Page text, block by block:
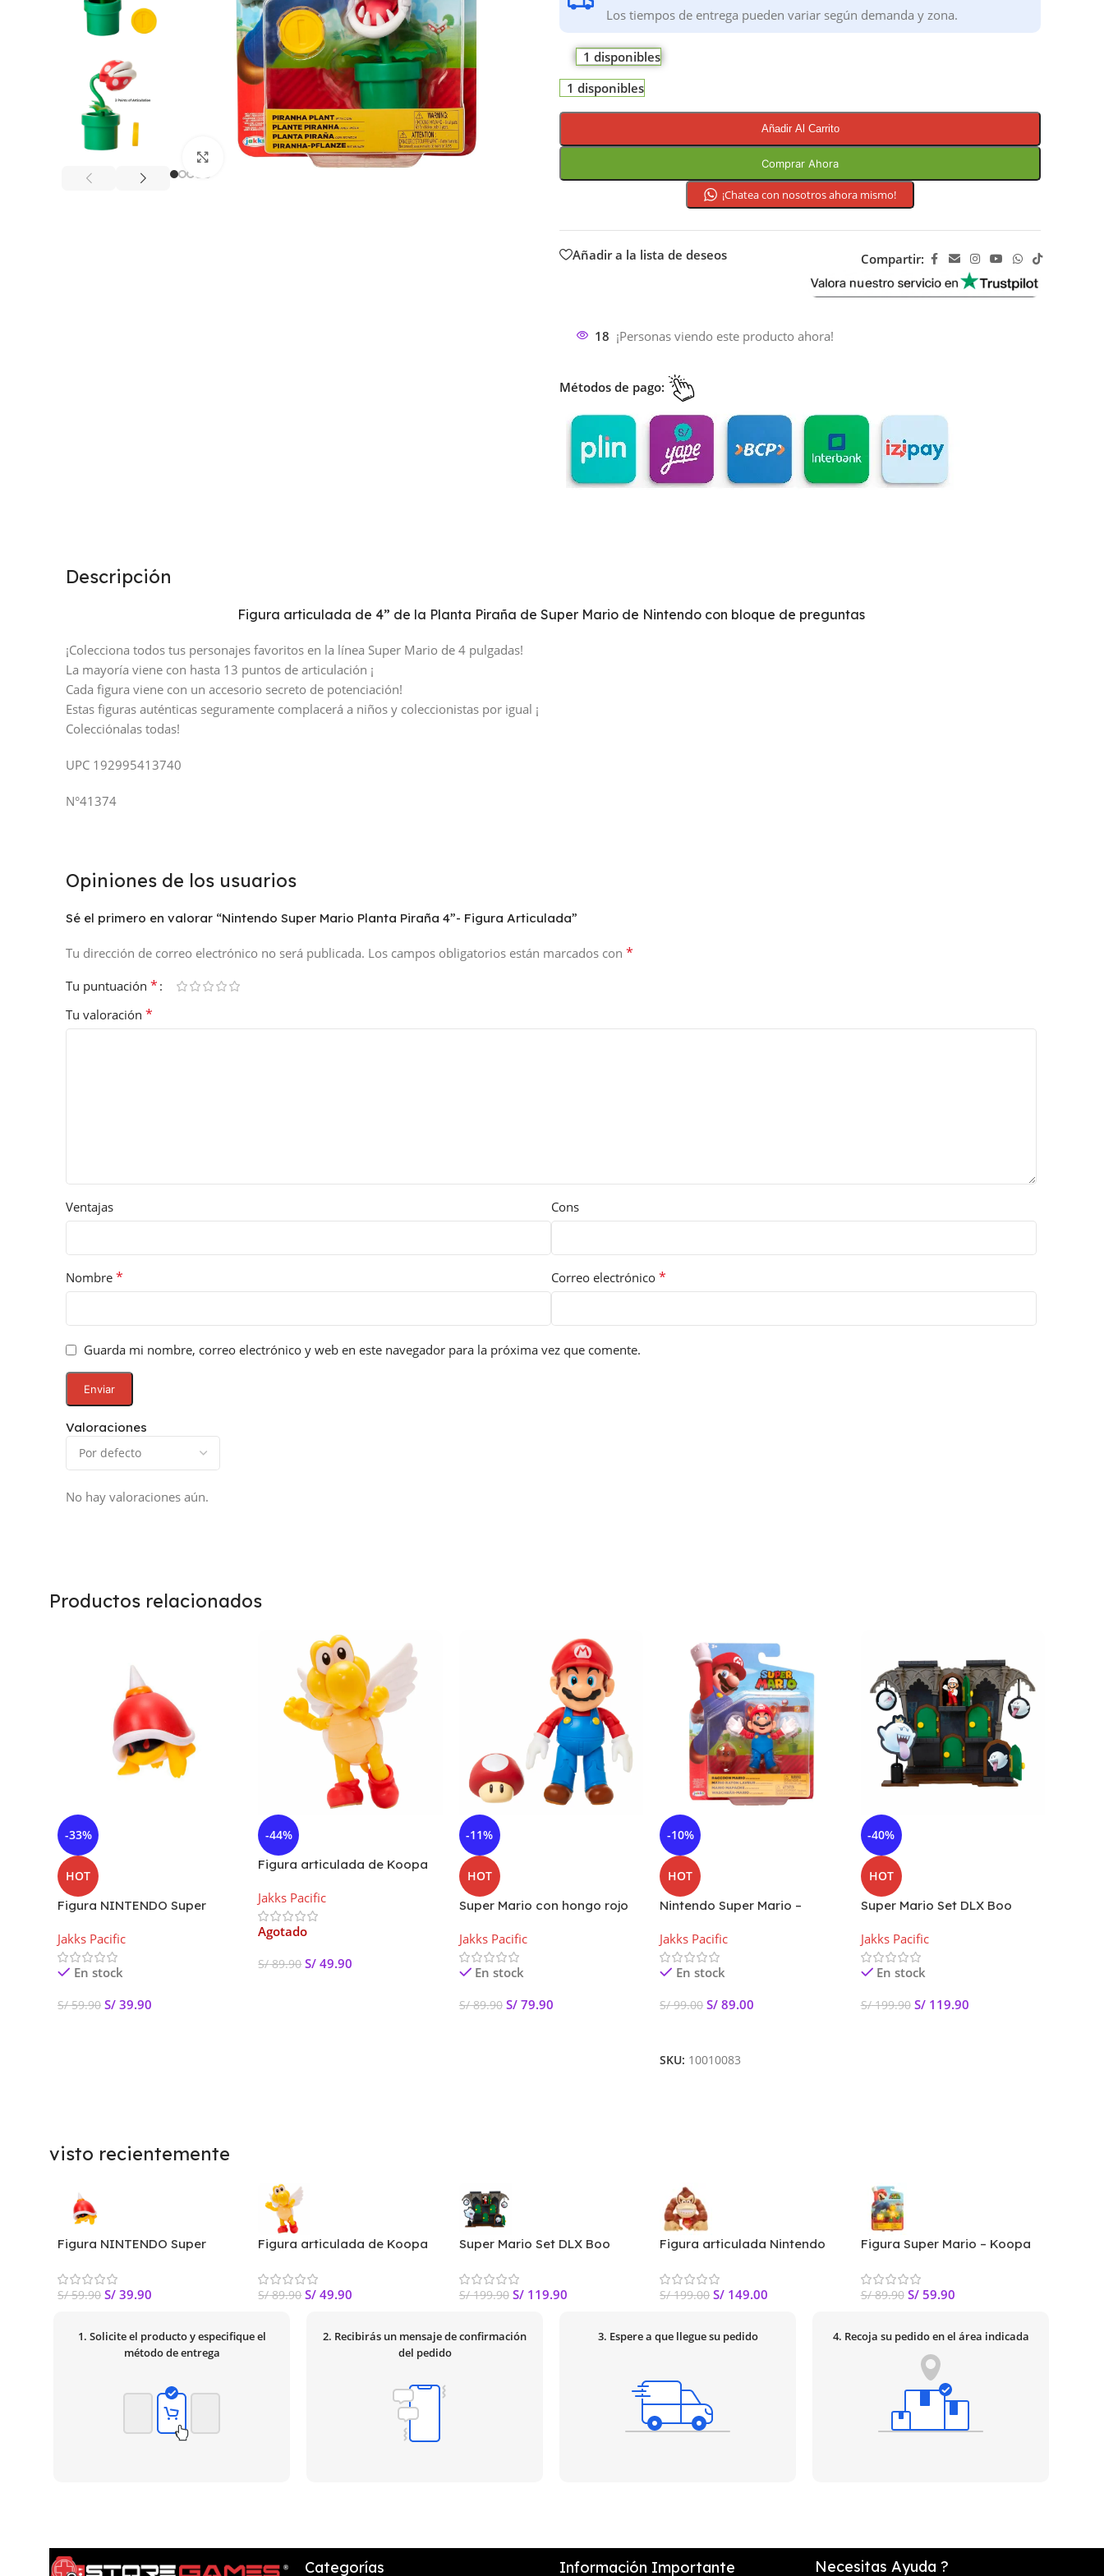
Click to enlarge
Los tiempos de entrega pueden variar según demanda y zona.
1 disponibles
1 disponibles
Añadir Al Carrito
Comprar Ahora
¡Chatea con nosotros ahora mismo!
Añadir a la lista de deseos Compartir:
18 ¡Personas viendo este producto ahora!
Métodos de pago:
Descripción
Figura articulada de 4” de la Planta Piraña de Super Mario de Nintendo con bloque de preguntas
¡Colecciona todos tus personajes favoritos en la línea Super Mario de 4 pulgadas!
La mayoría viene con hasta 13 puntos de articulación ¡
Cada figura viene con un accesorio secreto de potenciación!
Estas figuras auténticas seguramente complacerá a niños y coleccionistas por igual ¡
Colecciónalas todas!
UPC 192995413740
N°41374
Opiniones de los usuarios
Valoraciones
No hay valoraciones aún.
Sé el primero en valorar “Nintendo Super Mario Planta Piraña 4”- Figura Articulada”
Tu dirección de correo electrónico no será publicada. Los campos obligatorios están marcados con *
Tu puntuación *
Tu valoración *
Ventajas Cons
Nombre * Correo electrónico *
Guarda mi nombre, correo electrónico y web en este navegador para la próxima vez que comente.
Productos relacionados
-33%
HOT
Figura NINTENDO Super
Jakks Pacific
En stock
S/59.90 S/ 39.90
-44%
Figura articulada de Koopa
Super Mario
Jakks Pacific
Agotado
S/89.90 S/ 49.90
-11%
HOT
Super Mario con hongo rojo
articulada
Jakks Pacific
En stock
S/89.90 S/79.90
-10%
HOT
Nintendo Super Mario –
Articulada con Super Hoja
Jakks Pacific
En stock
S/99.00 S/ 89.00
SKU: 10010083
-40%
HOT
Super Mario Set DLX Boo
Jakks Pacific
En stock
S/199.90 S/119.90
visto recientemente
Figura NINTENDO Super
S/59.90 S/ 39.90
Figura articulada de Koopa
Super Mario
S/89.90 S/ 49.90
Super Mario Set DLX Boo
S/199.90 S/119.90
Figura articulada Nintendo
S/199.00 S/ 149.00
Figura Super Mario – Koopa
S/89.90 S/59.90
1. Solicite el producto y especifique el
método de entrega
2. Recibirás un mensaje de confirmación
del pedido
3. Espere a que llegue su pedido 4. Recoja su pedido en el área indicada
Categorías Información Importante Necesitas Ayuda ?